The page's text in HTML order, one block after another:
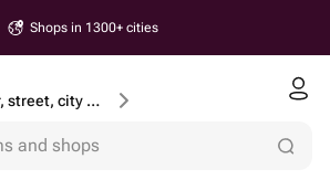
Shops in 1300+ cities
House number, street, city or postcode
and shops